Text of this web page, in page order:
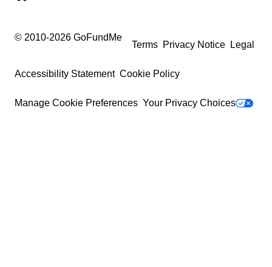
© 2010-2026 GoFundMe
Terms Privacy Notice Legal
Accessibility Statement Cookie Policy
Manage Cookie Preferences Your Privacy Choices